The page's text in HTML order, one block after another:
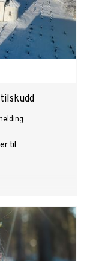
til